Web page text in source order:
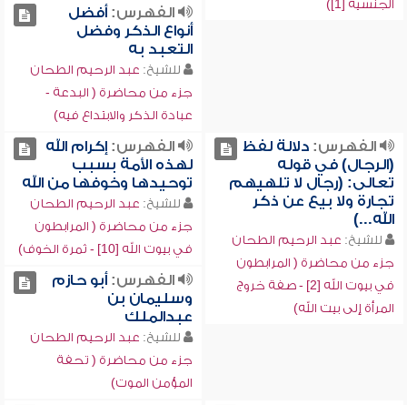
الجنسية [1])
الفهرس:أفضل
أنواع الذكر وفضل
التعبد به
للشيخ: عبد الرحيم الطحان
جزء من محاضرة ( البدعة -
عبادة الذكر والابتداع فيه)
الفهرس:دلالة لفظ
(الرجال) في قوله
تعالى: (رجال لا تلهيهم
تجارة ولا بيع عن ذكر
الله...)
للشيخ: عبد الرحيم الطحان
جزء من محاضرة ( المرابطون
في بيوت الله [2] - صفة خروج
المرأة إلى بيت الله)
الفهرس:إكرام الله
لهذه الأمة بسبب
توحيدها وخوفها من الله
للشيخ: عبد الرحيم الطحان
جزء من محاضرة ( المرابطون
في بيوت الله [10] - ثمرة الخوف)
الفهرس:أبو حازم
وسليمان بن
عبدالملك
للشيخ: عبد الرحيم الطحان
جزء من محاضرة ( تحفة
المؤمن الموت)